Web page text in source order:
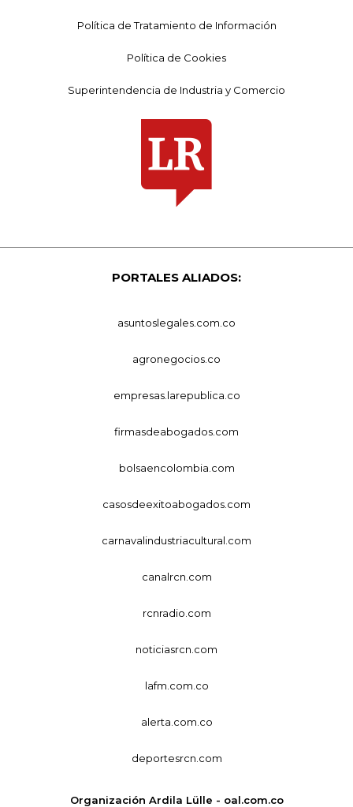
Política de Tratamiento de Información
Política de Cookies
Superintendencia de Industria y Comercio
PORTALES ALIADOS:
asuntoslegales.com.co
agronegocios.co
empresas.larepublica.co
firmasdeabogados.com
bolsaencolombia.com
casosdeexitoabogados.com
carnavalindustriacultural.com
canalrcn.com
rcnradio.com
noticiasrcn.com
lafm.com.co
alerta.com.co
deportesrcn.com
Organización Ardila Lülle - oal.com.co